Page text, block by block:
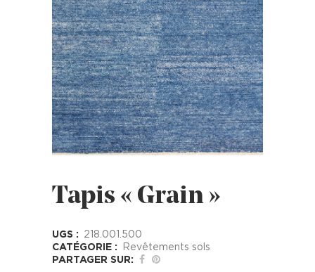
Tapis « Grain »
UGS :
218.001.500
CATÉGORIE :
Revêtements sols
PARTAGER SUR: